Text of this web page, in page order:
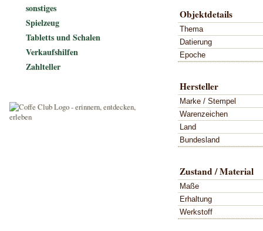
Objektdetails
Thema
Datierung
Epoche
Hersteller
Marke / Stempel
Warenzeichen
Land
Bundesland
Zustand / Material
Maße
Erhaltung
Werkstoff
sonstiges
Spielzeug
Tabletts und Schalen
Verkaufshilfen
Zahlteller